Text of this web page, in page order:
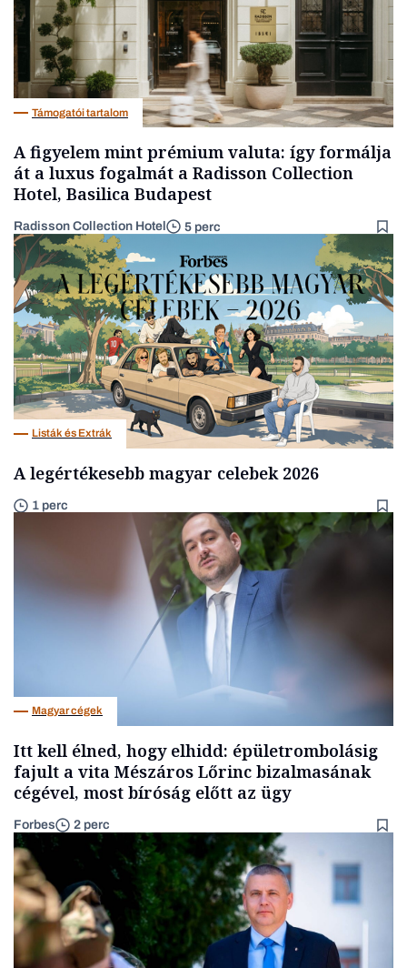
Támogatói tartalom
A figyelem mint prémium valuta: így formálja
át a luxus fogalmát a Radisson Collection
Hotel, Basilica Budapest
Radisson Collection Hotel 5 perc
Listák és Extrák
A legértékesebb magyar celebek 2026
1 perc
Magyar cégek
Itt kell élned, hogy elhidd: épületrombolásig
fajult a vita Mészáros Lőrinc bizalmasának
cégével, most bíróság előtt az ügy
Forbes 2 perc